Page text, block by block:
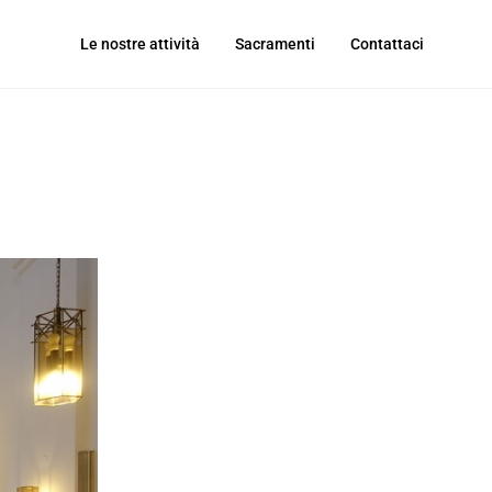
Le nostre attività Sacramenti Contattaci